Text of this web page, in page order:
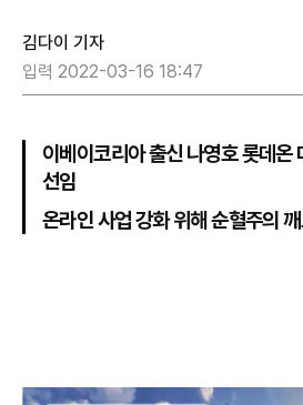
김다이 기자
입력 2022-03-16 18:47
이베이코리아 출신 나영호 롯데
선임
온라인 사업 강화 위해 순혈주의